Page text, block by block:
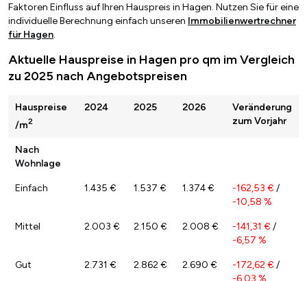
Faktoren Einfluss auf Ihren Hauspreis in Hagen. Nutzen Sie für eine
individuelle Berechnung einfach unseren Immobilienwertrechner
für Hagen.
Aktuelle Hauspreise in Hagen pro qm im Vergleich
zu 2025 nach Angebotspreisen
Hauspreise
/m2
2024 2025 2026
Veränderung
zum Vorjahr
Nach
Wohnlage
Einfach 1.435 € 1.537 € 1.374 € -162,53 € /
-10,58 %
Mittel 2.003 € 2.150 € 2.008 € -141,31 € /
-6,57 %
Gut 2.731 € 2.862 € 2.690 € -172,62 € /
-6,03 %